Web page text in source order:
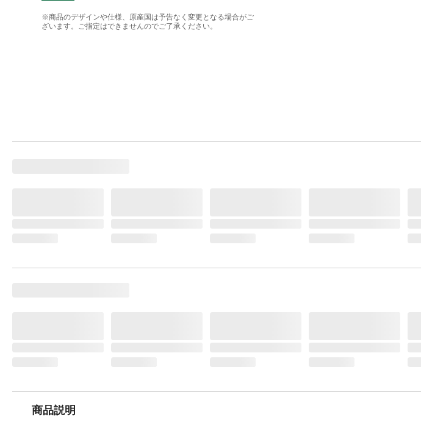
※商品のデザインや仕様、原産国は予告なく変更となる場合がご
ざいます。ご指定はできませんのでご了承ください。
商品説明